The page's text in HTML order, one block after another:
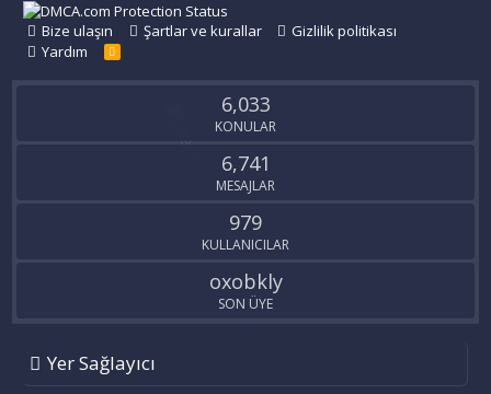
Bize ulaşın Şartlar ve kurallar
Gizlilik politikası
Yardım
R
S
6,033
KONULAR
6,741
MESAJLAR
979
KULLANICILAR
oxobkly
SON ÜYE
Yer Sağlayıcı